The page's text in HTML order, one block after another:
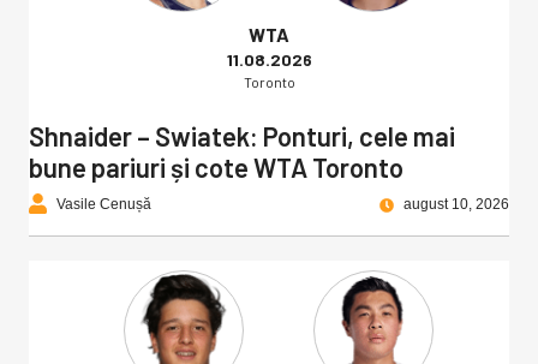
WTA
11.08.2026
Toronto
Shnaider – Swiatek: Ponturi, cele mai
bune pariuri și cote WTA Toronto
Vasile Cenușă august 10, 2026